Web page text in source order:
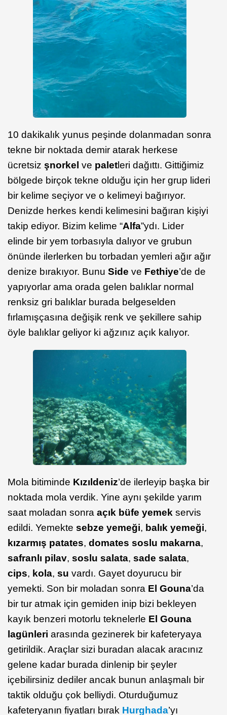
10 dakikalık yunus peşinde dolanmadan sonra
tekne bir noktada demir atarak herkese
ücretsiz şnorkel ve paletleri dağıttı. Gittiğimiz
bölgede birçok tekne olduğu için her grup lideri
bir kelime seçiyor ve o kelimeyi bağırıyor.
Denizde herkes kendi kelimesini bağıran kişiyi
takip ediyor. Bizim kelime “Alfa”ydı. Lider
elinde bir yem torbasıyla dalıyor ve grubun
önünde ilerlerken bu torbadan yemleri ağır ağır
denize bırakıyor. Bunu Side ve Fethiye’de de
yapıyorlar ama orada gelen balıklar normal
renksiz gri balıklar burada belgeselden
fırlamışçasına değişik renk ve şekillere sahip
öyle balıklar geliyor ki ağzınız açık kalıyor.
Mola bitiminde Kızıldeniz’de ilerleyip başka bir
noktada mola verdik. Yine aynı şekilde yarım
saat moladan sonra açık büfe yemek servis
edildi. Yemekte sebze yemeği, balık yemeği,
kızarmış patates, domates soslu makarna,
safranlı pilav, soslu salata, sade salata,
cips, kola, su vardı. Gayet doyurucu bir
yemekti. Son bir moladan sonra El Gouna’da
bir tur atmak için gemiden inip bizi bekleyen
kayık benzeri motorlu teknelerle El Gouna
lagünleri arasında gezinerek bir kafeteryaya
getirildik. Araçlar sizi buradan alacak aracınız
gelene kadar burada dinlenip bir şeyler
içebilirsiniz dediler ancak bunun anlaşmalı bir
taktik olduğu çok belliydi. Oturduğumuz
kafeteryanın fiyatları bırak Hurghada’yı